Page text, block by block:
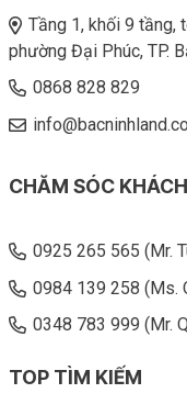
Tầng 1, khối 9 tầng,
phường Đại Phúc, TP.
0868 828 829
CHĂM SÓC
0925 265 565 (Mr.
0984 139 258 (Ms.
0348 783 999 (Mr.
TOP TÌM KIẾM